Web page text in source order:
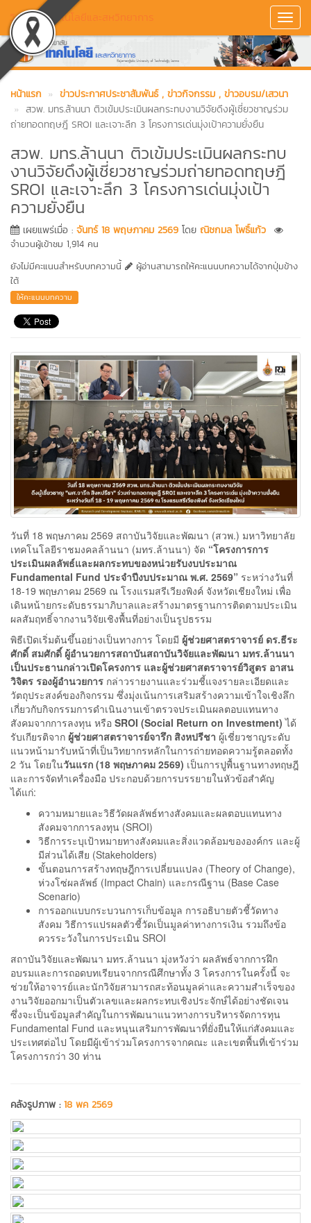
วิทยาลัยเทคโนโลยีและสหวิทยาการ
หน้าแรก ข่าวประกาศประชาสัมพันธ์ , ข่าวกิจกรรม , ข่าวอบรม/เสวนา
สวพ. มทร.ล้านนา ติวเข้มประเมินผลกระทบงานวิจัยดึงผู้เชี่ยวชาญร่วม
ถ่ายทอดทฤษฎี SROI และเจาะลึก 3 โครงการเด่นมุ่งเป้าความยั่งยืน
สวพ. มทร.ล้านนา ติวเข้มประเมินผลกระทบ
งานวิจัยดึงผู้เชี่ยวชาญร่วมถ่ายทอดทฤษฎี
SROI และเจาะลึก 3 โครงการเด่นมุ่งเป้า
ความยั่งยืน
เผยแพร่เมื่อ : จันทร์ 18 พฤษภาคม 2569 โดย ณิชกมล โพธิ์แก้ว
จำนวนผู้เข้าชม 1,914 คน
ยังไม่มีคะแนนสำหรับบทความนี้
ผู้อ่านสามารถให้คะแนนบทความได้จากปุ่มข้าง
ใต้
ให้คะแนนบทความ
วันที่ 18 พฤษภาคม 2569 สถาบันวิจัยและพัฒนา (สวพ.) มหาวิทยาลัย
เทคโนโลยีราชมงคลล้านนา (มทร.ล้านนา) จัด “โครงการการ
ประเมินผลลัพธ์และผลกระทบของหน่วยรับงบประมาณ
Fundamental Fund ประจำปีงบประมาณ พ.ศ. 2569” ระหว่างวันที่
18-19 พฤษภาคม 2569 ณ โรงแรมสรีเวียงพิงค์ จังหวัดเชียงใหม่ เพื่อ
เดินหน้ายกระดับธรรมาภิบาลและสร้างมาตรฐานการติดตามประเมิน
ผลสัมฤทธิ์จากงานวิจัยเชิงพื้นที่อย่างเป็นรูปธรรม
พิธีเปิดเริ่มต้นขึ้นอย่างเป็นทางการ โดยมี ผู้ช่วยศาสตราจารย์ ดร.ธีระ
ศักดิ์ สมศักดิ์ ผู้อำนวยการสถาบันสถาบันวิจัยและพัฒนา มทร.ล้านนา
เป็นประธานกล่าวเปิดโครงการ และผู้ช่วยศาสตราจารย์วิสูตร อาสน
วิจิตร รองผู้อำนวยการ กล่าวรายงานและร่วมชี้แจงรายละเอียดและ
วัตถุประสงค์ของกิจกรรม ซึ่งมุ่งเน้นการเสริมสร้างความเข้าใจเชิงลึก
เกี่ยวกับกิจกรรมการดำเนินงานเข้าตรวจประเมินผลตอบแทนทาง
สังคมจากการลงทุน หรือ SROI (Social Return on Investment) ได้
รับเกียรติจาก ผู้ช่วยศาสตราจารย์จารึก สิงหปรีชา ผู้เชี่ยวชาญระดับ
แนวหน้ามารับหน้าที่เป็นวิทยากรหลักในการถ่ายทอดความรู้ตลอดทั้ง
2 วัน โดยในวันแรก (18 พฤษภาคม 2569) เป็นการปูพื้นฐานทางทฤษฎี
และการจัดทำเครื่องมือ ประกอบด้วยการบรรยายในหัวข้อสำคัญ
ได้แก่:
ความหมายและวิธีวัดผลลัพธ์ทางสังคมและผลตอบแทนทาง
สังคมจากการลงทุน (SROI)
วิธีการระบุเป้าหมายทางสังคมและสิ่งแวดล้อมขององค์กร และผู้
มีส่วนได้เสีย (Stakeholders)
ขั้นตอนการสร้างทฤษฎีการเปลี่ยนแปลง (Theory of Change),
ห่วงโซ่ผลลัพธ์ (Impact Chain) และกรณีฐาน (Base Case
Scenario)
การออกแบบกระบวนการเก็บข้อมูล การอธิบายตัวชี้วัดทาง
สังคม วิธีการแปรผลตัวชี้วัดเป็นมูลค่าทางการเงิน รวมถึงข้อ
ควรระวังในการประเมิน SROI
สถาบันวิจัยและพัฒนา มทร.ล้านนา มุ่งหวังว่า ผลลัพธ์จากการฝึก
อบรมและการถอดบทเรียนจากกรณีศึกษาทั้ง 3 โครงการในครั้งนี้ จะ
ช่วยให้อาจารย์และนักวิจัยสามารถสะท้อนมูลค่าและความสำเร็จของ
งานวิจัยออกมาเป็นตัวเลขและผลกระทบเชิงประจักษ์ได้อย่างชัดเจน
ซึ่งจะเป็นข้อมูลสำคัญในการพัฒนาแนวทางการบริหารจัดการทุน
Fundamental Fund และหนุนเสริมการพัฒนาที่ยั่งยืนให้แก่สังคมและ
ประเทศต่อไป โดยมีผู้เข้าร่วมโครงการจากคณะ และเขตพื้นที่เข้าร่วม
โครงการกว่า 30 ท่าน
คลังรูปภาพ :18 พค 2569